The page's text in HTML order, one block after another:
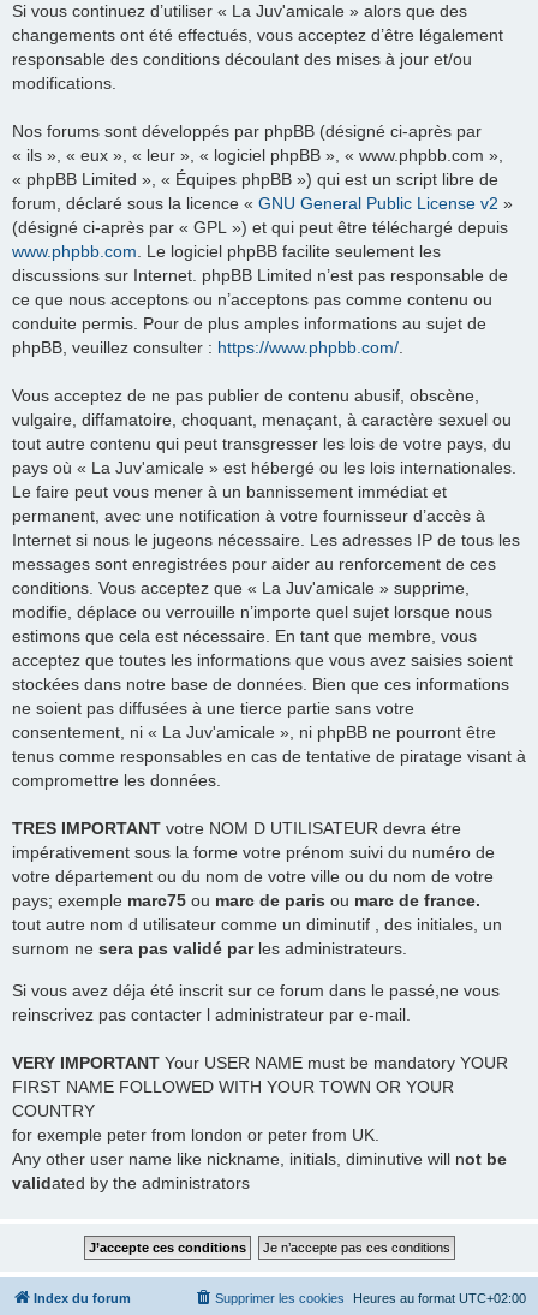
Si vous continuez d’utiliser « La Juv'amicale » alors que des
changements ont été effectués, vous acceptez d’être légalement
responsable des conditions découlant des mises à jour et/ou
modifications.
Nos forums sont développés par phpBB (désigné ci-après par
« ils », « eux », « leur », « logiciel phpBB », « www.phpbb.com »,
« phpBB Limited », « Équipes phpBB ») qui est un script libre de
forum, déclaré sous la licence « GNU General Public License v2 »
(désigné ci-après par « GPL ») et qui peut être téléchargé depuis
www.phpbb.com. Le logiciel phpBB facilite seulement les
discussions sur Internet. phpBB Limited n’est pas responsable de
ce que nous acceptons ou n’acceptons pas comme contenu ou
conduite permis. Pour de plus amples informations au sujet de
phpBB, veuillez consulter : https://www.phpbb.com/.
Vous acceptez de ne pas publier de contenu abusif, obscène,
vulgaire, diffamatoire, choquant, menaçant, à caractère sexuel ou
tout autre contenu qui peut transgresser les lois de votre pays, du
pays où « La Juv'amicale » est hébergé ou les lois internationales.
Le faire peut vous mener à un bannissement immédiat et
permanent, avec une notification à votre fournisseur d’accès à
Internet si nous le jugeons nécessaire. Les adresses IP de tous les
messages sont enregistrées pour aider au renforcement de ces
conditions. Vous acceptez que « La Juv'amicale » supprime,
modifie, déplace ou verrouille n’importe quel sujet lorsque nous
estimons que cela est nécessaire. En tant que membre, vous
acceptez que toutes les informations que vous avez saisies soient
stockées dans notre base de données. Bien que ces informations
ne soient pas diffusées à une tierce partie sans votre
consentement, ni « La Juv'amicale », ni phpBB ne pourront être
tenus comme responsables en cas de tentative de piratage visant à
compromettre les données.
TRES IMPORTANT votre NOM D UTILISATEUR devra étre
impérativement sous la forme votre prénom suivi du numéro de
votre département ou du nom de votre ville ou du nom de votre
pays; exemple marc75 ou marc de paris ou marc de france.
tout autre nom d utilisateur comme un diminutif , des initiales, un
surnom ne sera pas validé parles administrateurs.
Si vous avez déja été inscrit sur ce forum dans le passé,ne vous
reinscrivez pas contacter l administrateur par e-mail.
VERY IMPORTANT Your USER NAME must be mandatory YOUR
FIRST NAME FOLLOWED WITH YOUR TOWN OR YOUR
COUNTRY
for exemple peter from london or peter from UK.
Any other user name like nickname, initials, diminutive will not be
validated by the administrators
Index du forum Heures au format UTC+02:00
Supprimer les cookies